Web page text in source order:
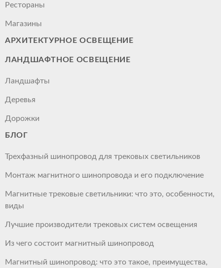
Рестораны
Магазины
АРХИТЕКТУРНОЕ ОСВЕЩЕНИЕ
ЛАНДШАФТНОЕ ОСВЕЩЕНИЕ
Ландшафты
Деревья
Дорожки
БЛОГ
Трехфазный шинопровод для трековых светильников
Монтаж магнитного шинопровода и его подключение
Магнитные трековые светильники: что это, особенности,
виды
Лучшие производители трековых систем освещения
Из чего состоит магнитный шинопровод
Магнитный шинопровод: что это такое, преимущества,